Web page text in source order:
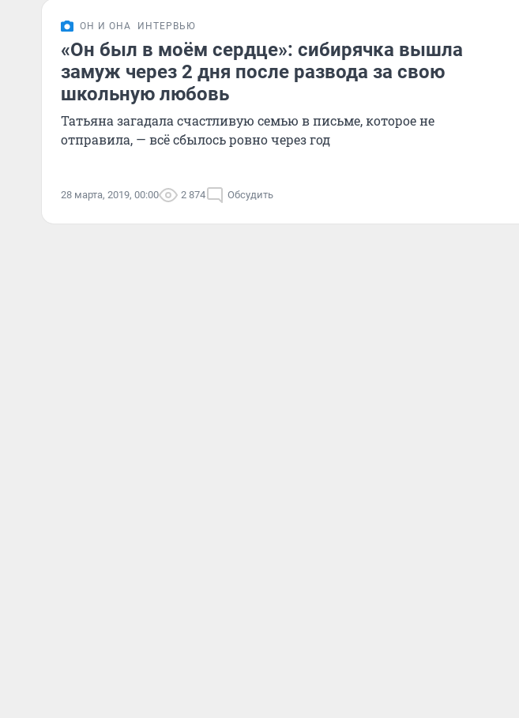
ОН И ОНА ИНТЕРВЬЮ
«Он был в моём сердце»: сибирячка вышла
замуж через 2 дня после развода за свою
школьную любовь
Татьяна загадала счастливую семью в письме, которое не
отправила, — всё сбылось ровно через год
28 марта, 2019, 00:00 2 874 Обсудить